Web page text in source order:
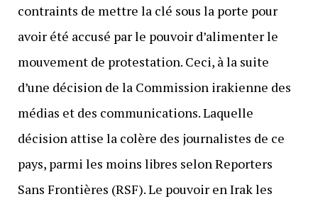
contraints de mettre la clé sous la porte pour
avoir été accusé par le pouvoir d’alimenter le
mouvement de protestation. Ceci, à la suite
d’une décision de la Commission irakienne des
médias et des communications. Laquelle
décision attise la colère des journalistes de ce
pays, parmi les moins libres selon Reporters
Sans Frontières (RSF). Le pouvoir en Irak les